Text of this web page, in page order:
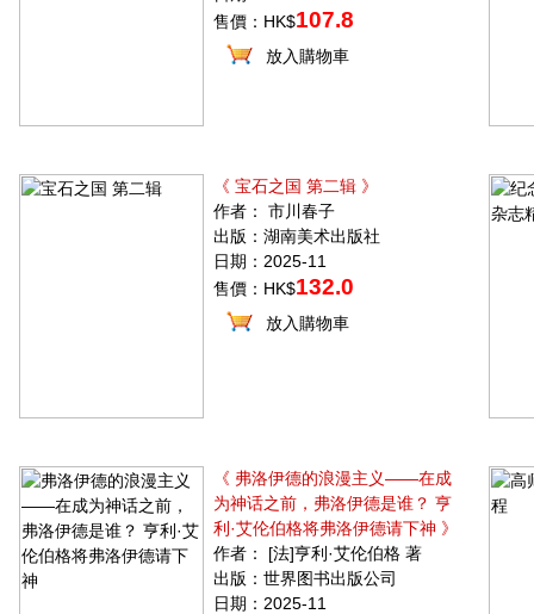
售價：HK$107.8
放入購物車
《 宝石之国 第二辑 》
作者： 市川春子
出版：湖南美术出版社
日期：2025-11
售價：HK$132.0
放入購物車
《 弗洛伊德的浪漫主义——在成
为神话之前，弗洛伊德是谁？ 亨
利·艾伦伯格将弗洛伊德请下神 》
作者： [法]亨利·艾伦伯格 著
出版：世界图书出版公司
日期：2025-11